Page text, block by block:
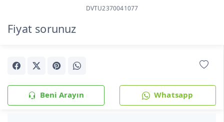
DVTU2370041077
Fiyat sorunuz
Beni Arayın Whatsapp